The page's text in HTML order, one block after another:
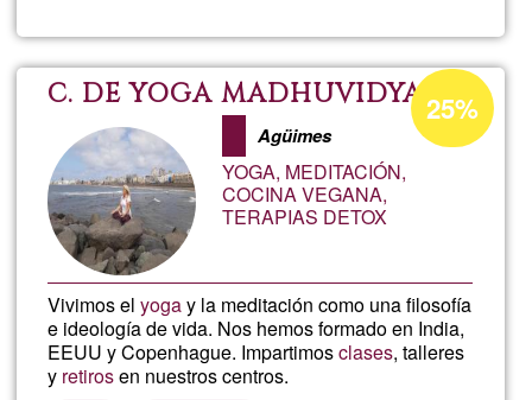
Cinco
C. DE YOGA MADHUVIDYA
Agüimes
YOGA, MEDITACIÓN,
COCINA VEGANA,
TERAPIAS DETOX
Vivimos elyogay la meditación como una filosofía
e ideología de vida. Nos hemos formado en India,
EEUU y Copenhague. Impartimosclases, talleres
y retirosen nuestros centros.
Porcentaje
de
aceptación
25%